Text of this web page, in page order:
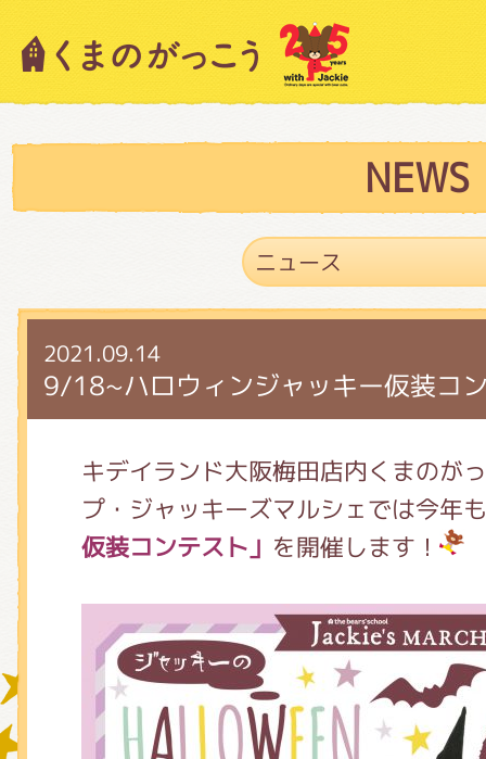
NEWS
2021.09.14
9/18~ハロウィンジャッキー仮装コ
キデイランド大阪梅田店内くまのが
プ・ジャッキーズマルシェでは今年も
仮装コンテスト」 を開催します！
キャラクター紹介
スタッフブログ
絵本・作家紹介
ショップインフォメーション
ミュージカル・コンサート